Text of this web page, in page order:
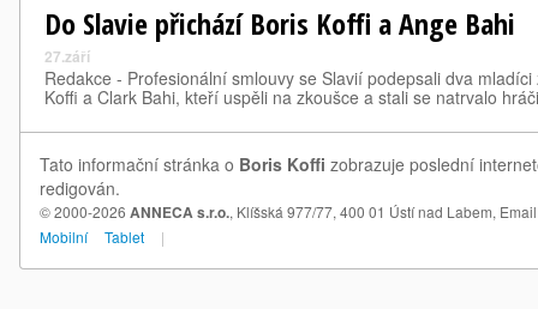
Do Slavie přichází Boris Koffi a Ange Bahi
27.září
Redakce - Profesionální smlouvy se Slavií podepsali dva
Koffi a Clark Bahi, kteří uspěli na zkoušce a stali se natrvalo
Tato informační stránka o Boris Koffi zobrazuje poslední
redigován.
© 2000-2026 ANNECA s.r.o., Klíšská 977/77, 400 01 Ústí nad Labem,
Mobilní
Tablet |